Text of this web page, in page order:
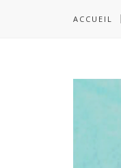
ACCUEIL